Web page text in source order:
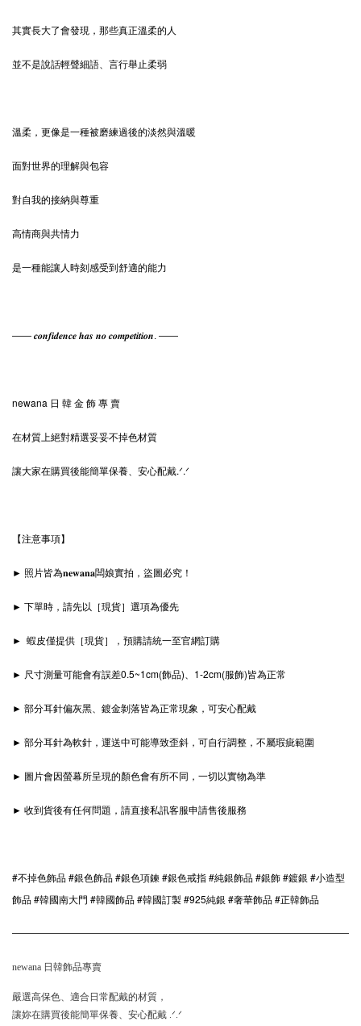
其實長大了會發現，那些真正溫柔的人
並不是說話輕聲細語、言行舉止柔弱
溫柔，更像是一種被磨練過後的淡然與溫暖
面對世界的理解與包容
對自我的接納與尊重
高情商與共情力
是一種能讓人時刻感受到舒適的能力
—— 𝒄𝒐𝒏𝒇𝒊𝒅𝒆𝒏𝒄𝒆 𝒉𝒂𝒔 𝒏𝒐 𝒄𝒐𝒎𝒑𝒆𝒕𝒊𝒕𝒊𝒐𝒏. ——
newana 日 韓 金 飾 專 賣
在材質上絕對精選妥妥不掉色材質
讓大家在購買後能簡單保養、安心配戴.ᐟ‪‪‪.ᐟ
【注意事項】
► 照片皆為𝐧𝐞𝐰𝐚𝐧𝐚闆娘實拍，盜圖必究！
► 下單時，請先以［現貨］選項為優先
► 蝦皮僅提供［現貨］，預購請統一至官網訂購
► 尺寸測量可能會有誤差0.5~1cm(飾品)、1-2cm(服飾)皆為正常
► 部分耳針偏灰黑、鍍金剝落皆為正常現象，可安心配戴
► 部分耳針為軟針，運送中可能導致歪斜，可自行調整，不屬瑕疵範圍
► 圖片會因螢幕所呈現的顏色會有所不同，一切以實物為準
► 收到貨後有任何問題，請直接私訊客服申請售後服務
#不掉色飾品 #銀色飾品 #銀色項鍊 #銀色戒指 #純銀飾品 #銀飾 #鍍銀 #小造型
飾品 #韓國南大門 #韓國飾品 #韓國訂製 #925純銀 #奢華飾品 #正韓飾品
newana 日韓飾品專賣
嚴選高保色、適合日常配戴的材質，
讓妳在購買後能簡單保養、安心配戴 .ᐟ.ᐟ